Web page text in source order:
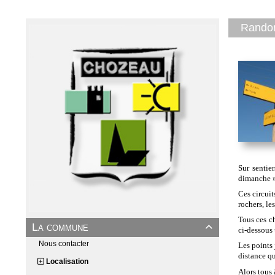

La commune
Nous contacter
Localisation
Sur
dimanche
Ces
rochers,
Tous ces
ci-
Les points
distance
Alors tous